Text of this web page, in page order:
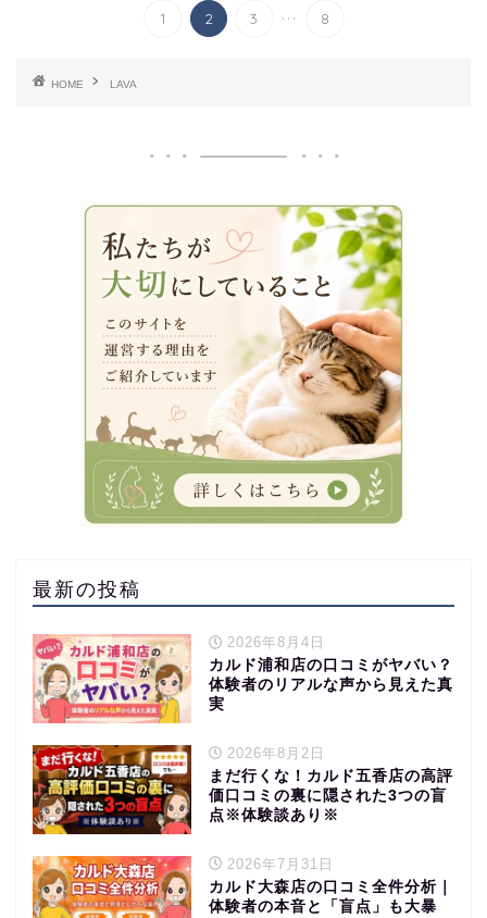
1 2 3 ... 8
HOME LAVA
最新の投稿
2026年8月4日
カルド浦和店の口コミがヤバい？
体験者のリアルな声から見えた真
実
2026年8月2日
まだ行くな！カルド五香店の高評
価口コミの裏に隠された3つの盲
点※体験談あり※
2026年7月31日
カルド大森店の口コミ全件分析｜
体験者の本音と「盲点」も大暴